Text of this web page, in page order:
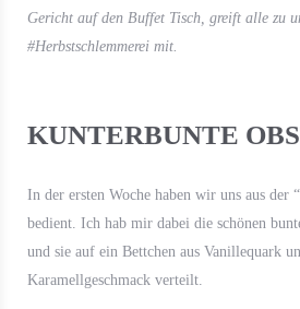
Gericht auf den Buffet Tisch, greift alle zu
#Herbstschlemmerei mit.
KUNTERBUNTE
In der ersten Woche haben wir uns aus der
bedient. Ich hab mir dabei die schönen
und sie auf ein Bettchen aus Vanillequark
Karamellgeschmack verteilt.